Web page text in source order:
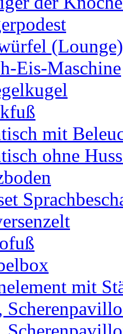
(Lounge)
Eis-Maschine
mit
ohne
mit